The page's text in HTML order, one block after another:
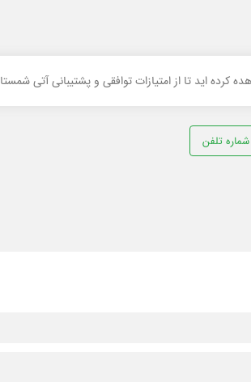
اید تا از امتیازات توافقی و پشتیبانی آتی
تلفن